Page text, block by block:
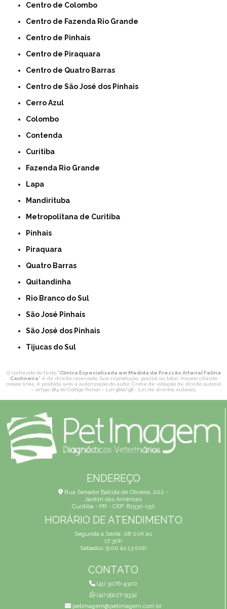
Centro de Colombo
Centro de Fazenda Rio Grande
Centro de Pinhais
Centro de Piraquara
Centro de Quatro Barras
Centro de São José dos Pinhais
Cerro Azul
Colombo
Contenda
Curitiba
Fazenda Rio Grande
Lapa
Mandirituba
Metropolitana de Curitiba
Pinhais
Piraquara
Quatro Barras
Quitandinha
Rio Branco do Sul
São José Pinhais
São José dos Pinhais
Tijucas do Sul
O conteúdo do texto "Clinica Especializada em Medida de Pressão Arterial Felina
Cachoeira" é de direito reservado. Sua reprodução, parcial ou total, mesmo citando
nossos links, é proibida sem a autorização do autor. Crime de violação de direito autoral
– artigo 184 do Código Penal – Lei 9610/98 - Lei de direitos autorais.
ENDEREÇO
Rua Senador Batista de Oliveira, 202 -
Jardim das Américas
Curitiba - PR - CEP: 81530-150
HORÁRIO DE ATENDIMENTO
Segunda a Sexta: 08:00h às
17:30h
Sábados: 9:00 às 13:00h
CONTATO
(41) 3076-4300
(41) 99127-9332
petimagem@petimagem.com.br